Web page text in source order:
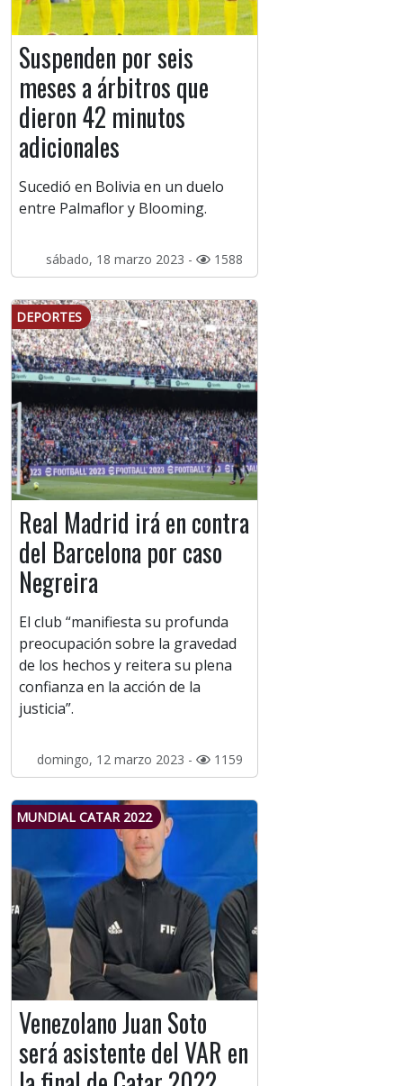
Suspenden por seis
meses a árbitros que
dieron 42 minutos
adicionales
Sucedió en Bolivia en un duelo
entre Palmaflor y Blooming.
sábado, 18 marzo 2023 - 1588
DEPORTES
Real Madrid irá en contra
del Barcelona por caso
Negreira
El club “manifiesta su profunda
preocupación sobre la gravedad
de los hechos y reitera su plena
confianza en la acción de la
justicia”.
domingo, 12 marzo 2023 - 1159
MUNDIAL CATAR 2022
Venezolano Juan Soto
será asistente del VAR en